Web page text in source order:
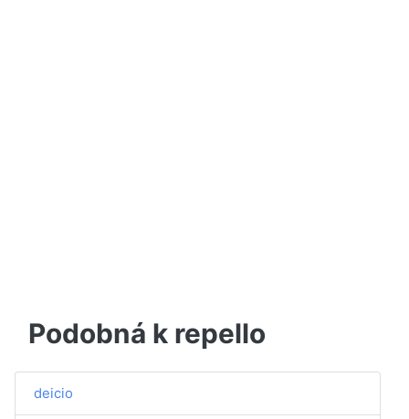
Podobná k repello
deicio